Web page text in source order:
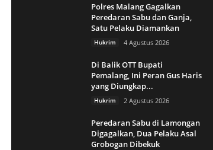
Polres Malang Gagalkan
Peredaran Sabu dan Ganja,
Satu Pelaku Diamankan
Hukrim 4 Agustus 2026
Di Balik OTT Bupati
Pemalang, Ini Peran Gus Haris
yang Diungkap...
Hukrim 2 Agustus 2026
Peredaran Sabu di Lamongan
Digagalkan, Dua Pelaku Asal
Grobogan Dibekuk